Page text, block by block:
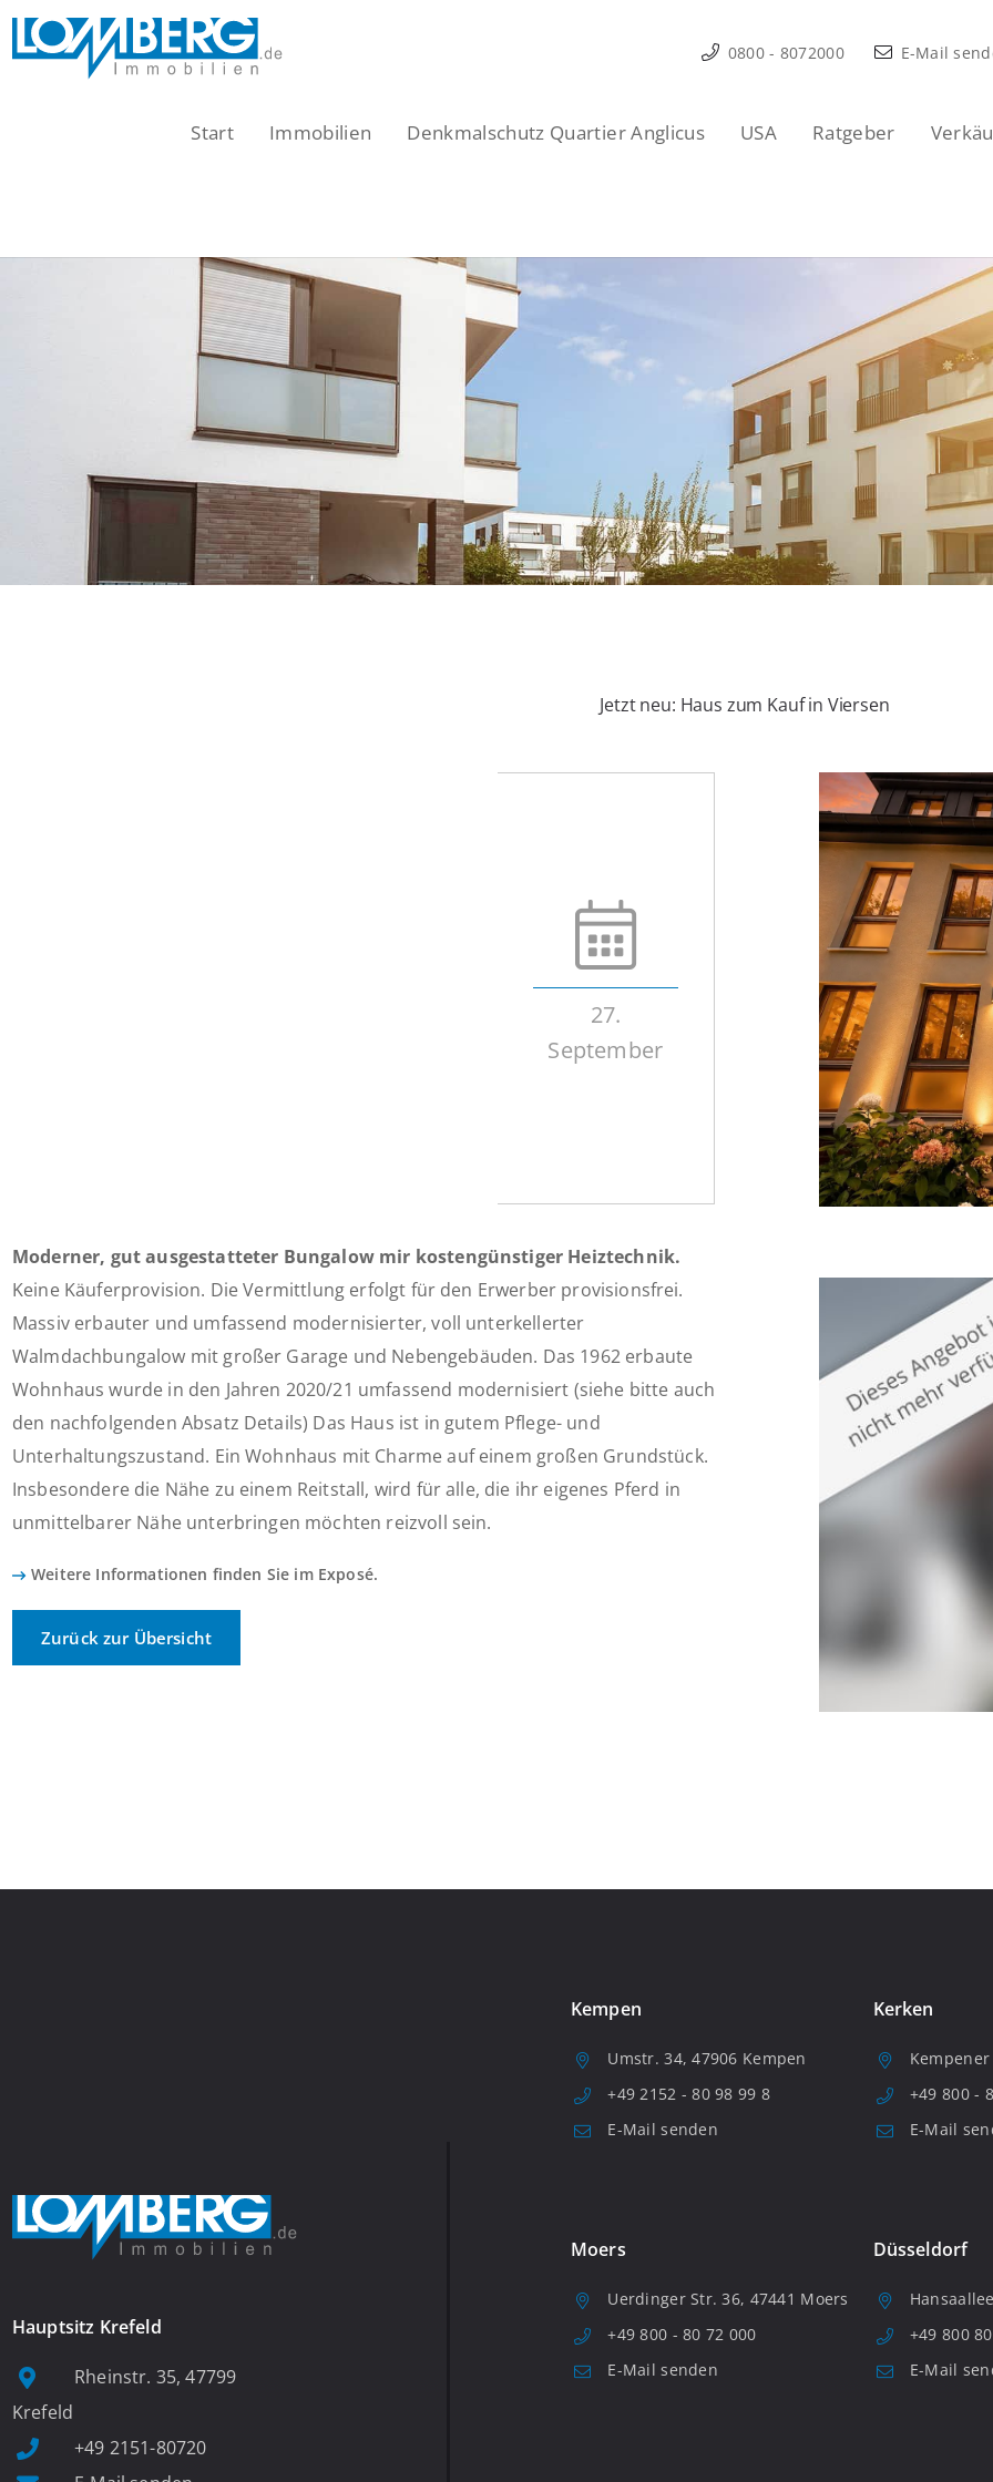
Zum
Inhalt
0800 - 8072000 E-Mail
Start Immobilien Denkmalschutz Quartier Anglicus USA Ratgeber
Jetzt neu: Haus zum Kauf in Viersen
27.
September
Moderner, gut ausgestatteter Bungalow mir kostengünstiger Heiztechnik.
Keine Käuferprovision. Die Vermittlung erfolgt für den Erwerber provisionsfrei.
Massiv erbauter und umfassend modernisierter, voll unterkellerter
Walmdachbungalow mit großer Garage und Nebengebäuden. Das 1962 erbaute
Wohnhaus wurde in den Jahren 2020/21 umfassend modernisiert (siehe bitte auch
den nachfolgenden Absatz Details) Das Haus ist in gutem Pflege- und
Unterhaltungszustand. Ein Wohnhaus mit Charme auf einem großen Grundstück.
Insbesondere die Nähe zu einem Reitstall, wird für alle, die ihr eigenes Pferd in
unmittelbarer Nähe unterbringen möchten reizvoll sein.
Weitere Informationen finden Sie im Exposé.
Zurück zur Übersicht
Hauptsitz Krefeld
Rheinstr. 35, 47799
Krefeld
+49 2151-80720
Kempen
Umstr. 34, 47906 Kempen
+49 2152 - 80 98 99 8
E-Mail senden
Kerken
+49 800 -
E-Mail
Moers
Uerdinger Str. 36, 47441 Moers
+49 800 - 80 72 000
E-Mail senden
Düsseldorf
+49 800
E-Mail